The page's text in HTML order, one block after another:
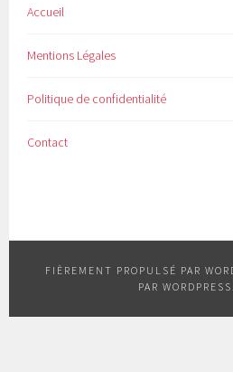
Accueil
Mentions Légales
Politique de confidentialité
Contact
FIÈREMENT PROPULSÉ PAR
PAR